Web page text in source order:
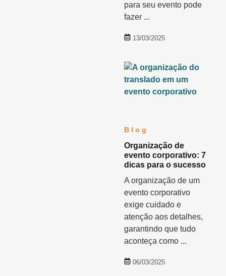
para seu evento pode
fazer ...
13/03/2025
Blog
Organização de
evento corporativo: 7
dicas para o sucesso
A organização de um
evento corporativo
exige cuidado e
atenção aos detalhes,
garantindo que tudo
aconteça como ...
06/03/2025